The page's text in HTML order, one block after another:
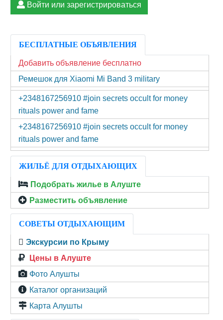
Войти или зарегистрироваться
БЕСПЛАТНЫЕ ОБЪЯВЛЕНИЯ
Добавить объявление бесплатно
Ремешок для Xiaomi Mi Band 3 military
+2348167256910 #join secrets occult for money
rituals power and fame
+2348167256910 #join secrets occult for money
rituals power and fame
ЖИЛЬЁ ДЛЯ ОТДЫХАЮЩИХ
Подобрать жилье в Алуште
Разместить объявление
СОВЕТЫ ОТДЫХАЮЩИМ
Экскурсии по Крыму
Цены в Алуште
Фото Алушты
Каталог организаций
Карта Алушты